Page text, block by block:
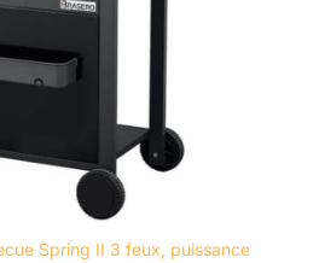
Spring II 3 feux, puissance